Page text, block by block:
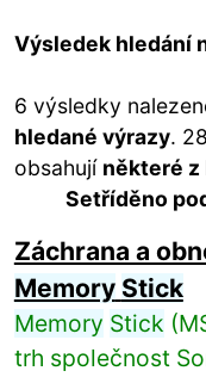
Výsledek hledání
6 výsledky
hledané výrazy.
obsahují některé z
Setříděno
Záchrana a
Memory Stick
Memory Stick
trh společnost